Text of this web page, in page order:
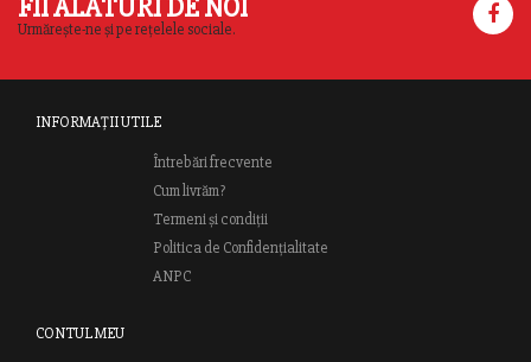
FII ALĂTURI DE NOI
Urmărește-ne și pe rețelele sociale.
INFORMAȚII UTILE
Întrebări frecvente
Cum livrăm?
Termeni și condiții
Politica de Confidențialitate
ANPC
CONTUL MEU